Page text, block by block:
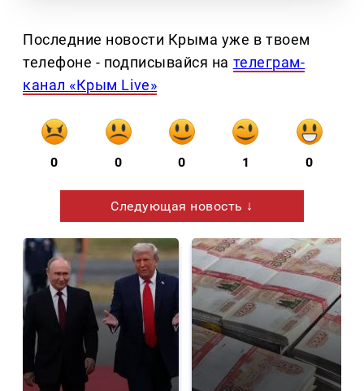
Последние новости Крыма уже в твоем
телефоне - подписывайся на телеграм-
канал «Крым Live»
0 0 0 1 0
Следующая новость ↓